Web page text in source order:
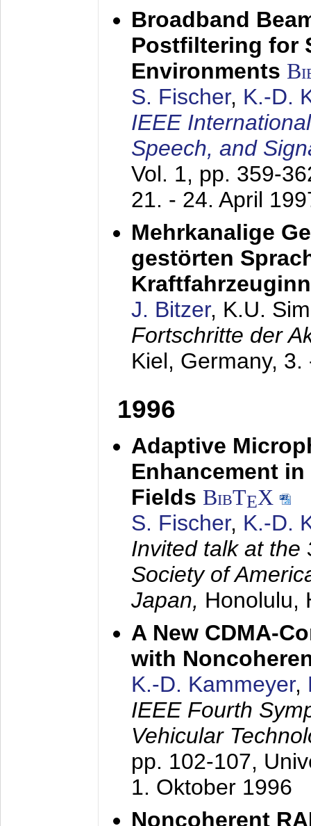
Broadband
Postfiltering for
Environments
S. Fischer, K.-D.
IEEE
Speech, and
Vol. 1, pp. 359-
21. - 24. April
Mehrkanalige
gestörten
J. Bitzer, K.U.
Fortschritte der
Kiel, Germany, 3.
1996
Adaptive
Enhancement
Fields BibTEX
S. Fischer, K.-D.
Invited talk at the
Society of
Japan, Honolulu,
A New CDMA-
with
K.-D. Kammeyer,
IEEE Fourth
Vehicular
pp. 102-107,
1. Oktober 1996
Noncoherent